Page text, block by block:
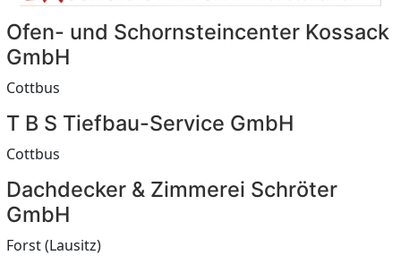
Ofen- und Schornsteincenter Kossack
GmbH
Cottbus
T B S Tiefbau-Service GmbH
Cottbus
Dachdecker & Zimmerei Schröter
GmbH
Forst (Lausitz)